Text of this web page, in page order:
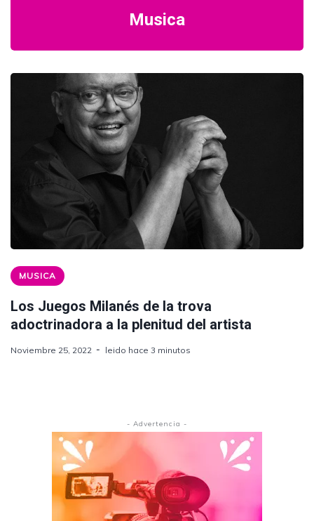
Musica
MUSICA
Los Juegos Milanés de la trova
adoctrinadora a la plenitud del artista
Noviembre 25, 2022 leido hace 3 minutos
- Advertencia -